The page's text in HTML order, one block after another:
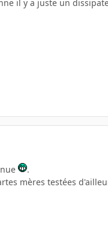
il y a juste un
.
mères testées